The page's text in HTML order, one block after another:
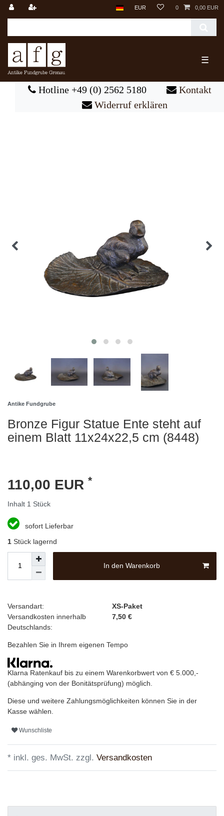
EUR 0 0,00 EUR
☰
Hotline +49 (0) 2562 5180
Kontakt
Widerruf erklären
Antike Fundgrube
Bronze Figur Statue Ente steht auf
einem Blatt 11x24x22,5 cm (8448)
110,00 EUR *
Inhalt 1 Stück
sofort Lieferbar
1 Stück lagernd
In den Warenkorb
Versandart:
XS-Paket
Versandkosten innerhalb
Deutschlands:
7,50 €
Bezahlen Sie in Ihrem eigenen Tempo
Klarna Ratenkauf bis zu einem Warenkorbwert von € 5.000,-
(abhänging von der Bonitätsprüfung) möglich.
Diese und weitere Zahlungsmöglichkeiten können Sie in der
Kasse wählen.
Wunschliste
* inkl. ges. MwSt. zzgl. Versandkosten